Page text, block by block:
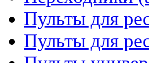
Пульты для
Пульты для